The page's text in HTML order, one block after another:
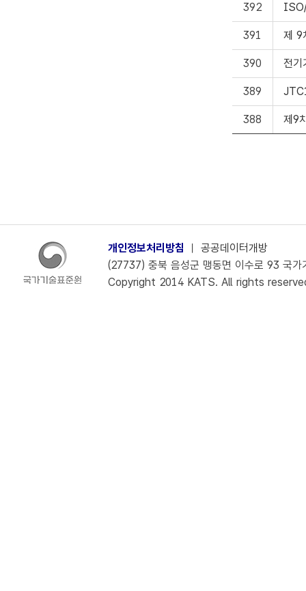
392
391 제 9
390 전기
389
388 제9
개인정보처리방침 ㅣ 공공데이터개방
(27737) 충북 음성군 맹동면 이수로 93 국
Copyright 2014 KATS. All rights